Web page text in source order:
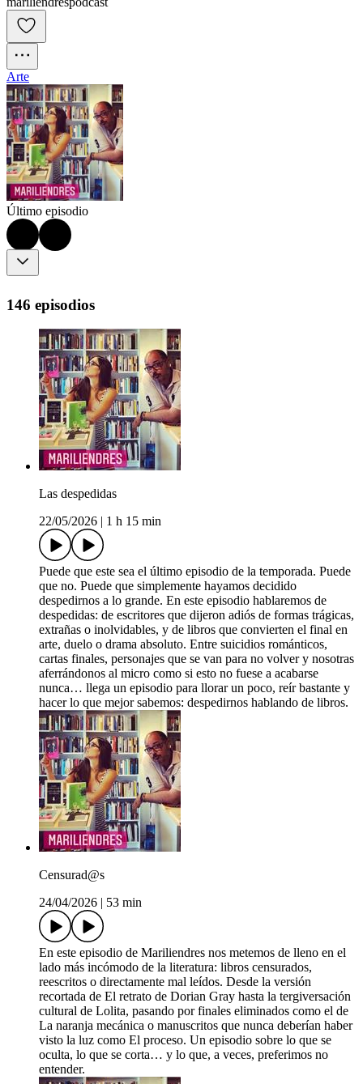
Arte
Último episodio
146 episodios
Las despedidas
22/05/2026
1 h 15 min
Puede que este sea el último episodio de la temporada. Puede
que no. Puede que simplemente hayamos decidido
despedirnos a lo grande. En este episodio hablaremos de
despedidas: de escritores que dijeron adiós de formas trágicas,
extrañas o inolvidables, y de libros que convierten el final en
arte, duelo o drama absoluto. Entre suicidios románticos,
cartas finales, personajes que se van para no volver y nosotras
aferrándonos al micro como si esto no fuese a acabarse
nunca… llega un episodio para llorar un poco, reír bastante y
hacer lo que mejor sabemos: despedirnos hablando de libros.
Censurad@s
24/04/2026
53 min
En este episodio de Mariliendres nos metemos de lleno en el
lado más incómodo de la literatura: libros censurados,
reescritos o directamente mal leídos. Desde la versión
recortada de El retrato de Dorian Gray hasta la tergiversación
cultural de Lolita, pasando por finales eliminados como el de
La naranja mecánica o manuscritos que nunca deberían haber
visto la luz como El proceso. Un episodio sobre lo que se
oculta, lo que se corta… y lo que, a veces, preferimos no
entender.